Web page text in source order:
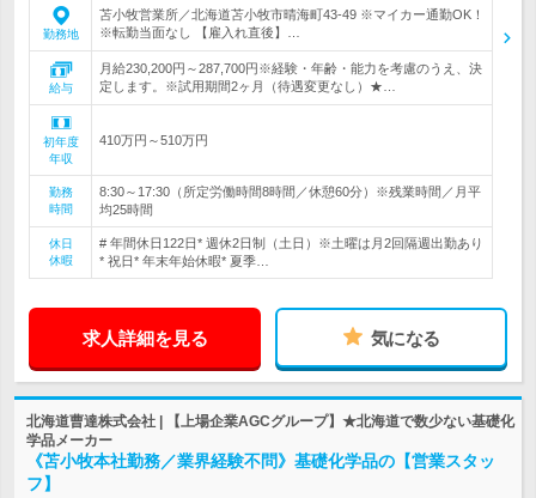
勤務地
苫小牧営業所／北海道苫小牧市晴海町43-49 ※マイカー通勤OK！
※転勤当面なし 【雇入れ直後】…
給与
月給230,200円～287,700円※経験・年齢・能力を考慮のうえ、決
定します。※試用期間2ヶ月（待遇変更なし）★…
初年度
年収
410万円～510万円
勤務
時間
8:30～17:30（所定労働時間8時間／休憩60分）※残業時間／月平
均25時間
休日
休暇
# 年間休日122日* 週休2日制（土日）※土曜は月2回隔週出勤あり
* 祝日* 年末年始休暇* 夏季…
求人詳細を見る 気になる
北海道曹達株式会社 | 【上場企業AGCグループ】★北海道で数少ない基礎化
学品メーカー
《苫小牧本社勤務／業界経験不問》基礎化学品の【営業スタッ
フ】